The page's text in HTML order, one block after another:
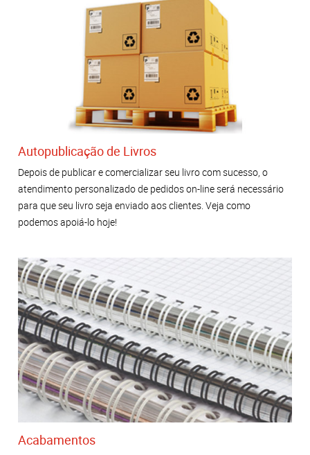
Autopublicação de Livros
Depois de publicar e comercializar seu livro com sucesso, o
atendimento personalizado de pedidos on-line será necessário
para que seu livro seja enviado aos clientes. Veja como
podemos apoiá-lo hoje!
Acabamentos